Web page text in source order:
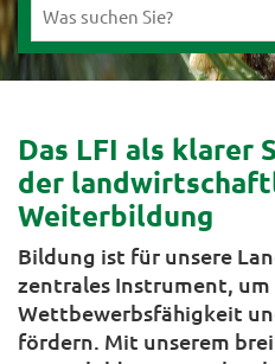
Das LFI als klarer
der
Weiterbildung
Bildung ist für unsere
zentrales Instrument, um
Wettbewerbsfähigkeit
fördern. Mit unserem